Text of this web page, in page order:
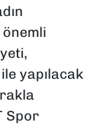
önemli
yapılacak
Spor